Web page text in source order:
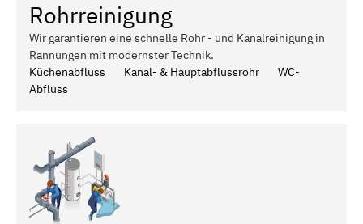
Rohrreinigung
Wir garantieren eine schnelle Rohr - und Kanalreinigung in
Rannungen mit modernster Technik.
Küchenabfluss
Kanal- & Hauptabflussrohr
WC-
Abfluss